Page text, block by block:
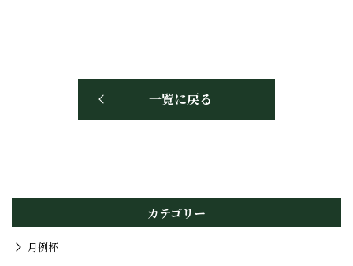
一覧に戻る
カテゴリー
月例杯